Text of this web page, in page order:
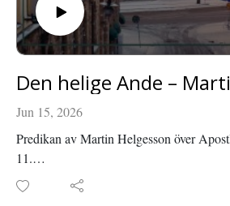
Jun 15, 2026
Predikan av Martin Helgesson över
11.
Inspelad i Roseniuskyrkan den 24 maj
Läs mer om Roseniuskyrkan på